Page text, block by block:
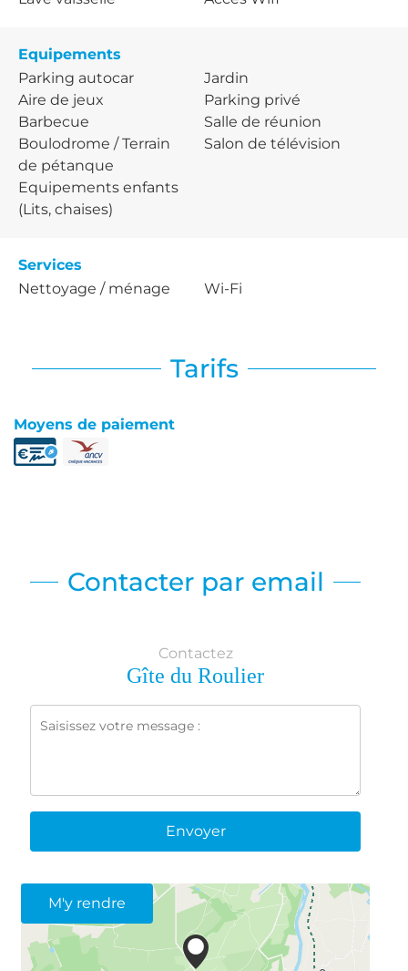
Equipements
Parking autocar
Aire de jeux
Barbecue
Boulodrome / Terrain
de pétanque
Equipements enfants
(Lits, chaises)
Jardin
Parking privé
Salle de réunion
Salon de télévision
Services
Nettoyage / ménage
Wi-Fi
Tarifs
Moyens de paiement
Contacter par email
Contactez
Gîte du Roulier
Envoyer
M'y rendre